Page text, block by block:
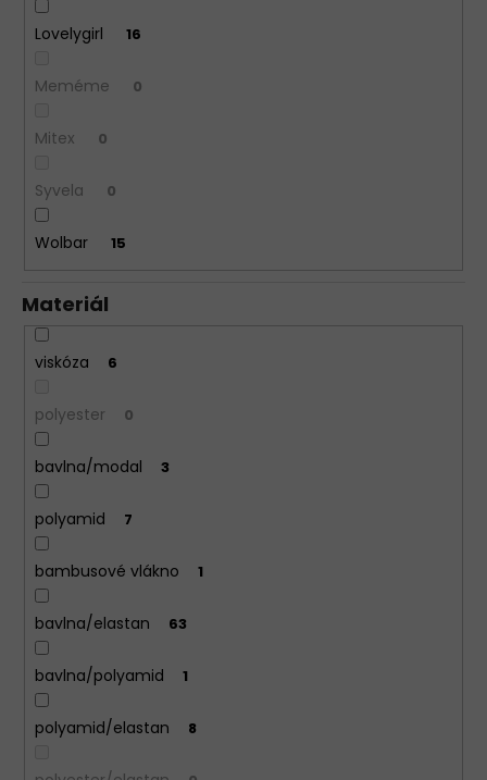
Lovelygirl 16
Meméme 0
Mitex 0
Syvela 0
Wolbar 15
Materiál
viskóza 6
polyester 0
bavlna/modal 3
polyamid 7
bambusové vlákno 1
bavlna/elastan 63
bavlna/polyamid 1
polyamid/elastan 8